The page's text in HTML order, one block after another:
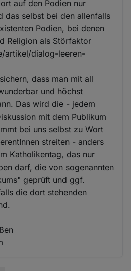
auf den Podien nur
das selbst bei den allenfalls
Podien, bei denen
Religion als Störfaktor
artikel/dialog-leeren-
dass man mit all
und höchst
Das wird die - jedem
mit dem Publikum
bei uns selbst zu Wort
streiten - anders
Katholikentag, das nur
darf, die von sogenannten
geprüft und ggf.
die dort stehenden